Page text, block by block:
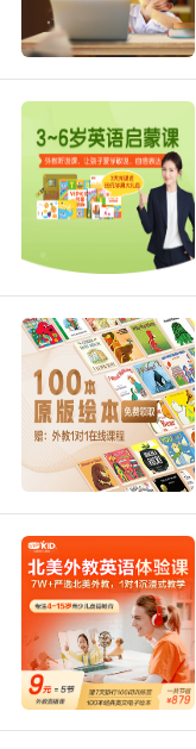
排版设计要注重
区域，采用36号
内，辅以典型例
标-例句-插图”
restr?nt]
预留1/5区域供
能力。
装饰工艺
建议
参与卡片装饰的
出22%，可鼓励
重音节。纽约
3-5张“奖励卡”
章，增强成就感。
互动玩法：多维
随机播放单词发
片。这种“听觉-
斯坦福大学神经
使反应速度提
赛”，小组间用
输出与肢体协作。